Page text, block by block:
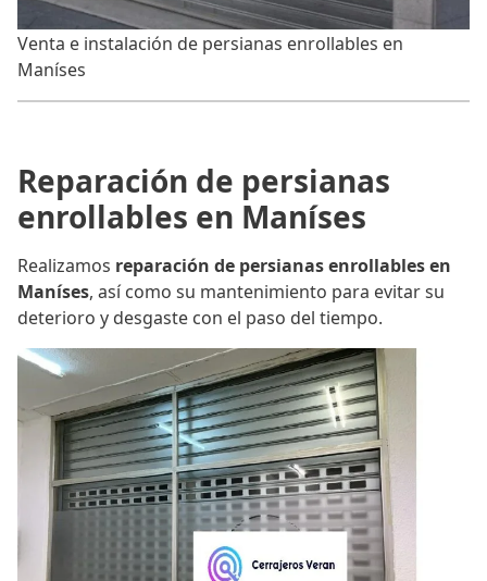
Venta e instalación de persianas enrollables en
Maníses
Reparación de persianas
enrollables en Maníses
Realizamos reparación de persianas enrollables en
Maníses, así como su mantenimiento para evitar su
deterioro y desgaste con el paso del tiempo.